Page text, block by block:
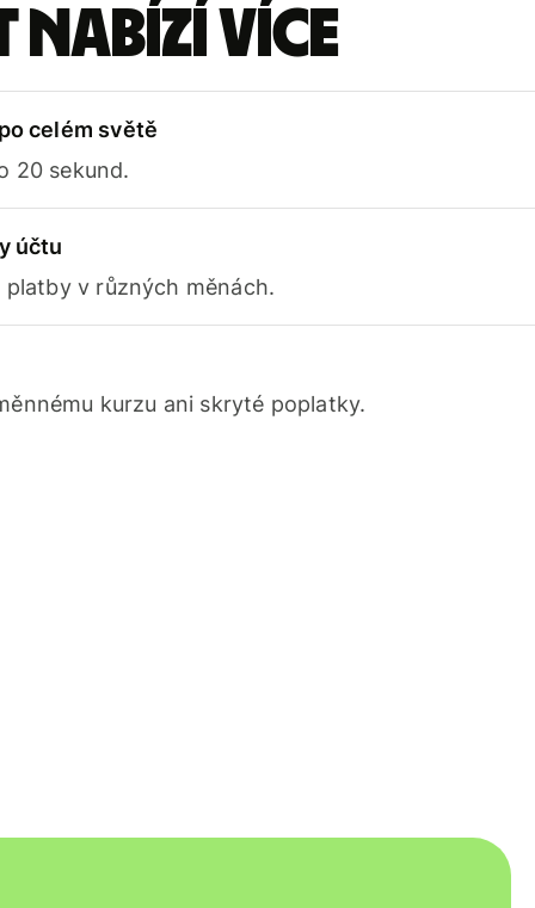
nabízí více
celém světě
20 sekund.
účtu
platby v různých měnách.
kurzu ani skryté poplatky.